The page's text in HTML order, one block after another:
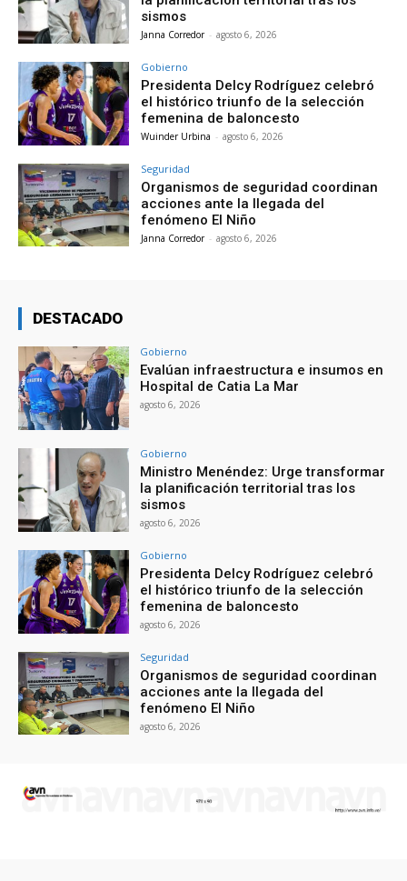
sismos
Janna Corredor - agosto 6, 2026
Gobierno
Presidenta Delcy Rodríguez celebró
el histórico triunfo de la selección
femenina de baloncesto
Wuinder Urbina - agosto 6, 2026
Seguridad
Organismos de seguridad coordinan
acciones ante la llegada del
fenómeno El Niño
Janna Corredor - agosto 6, 2026
DESTACADO
Gobierno
Evalúan infraestructura e insumos en
Hospital de Catia La Mar
agosto 6, 2026
Gobierno
Ministro Menéndez: Urge transformar
la planificación territorial tras los
sismos
agosto 6, 2026
Gobierno
Presidenta Delcy Rodríguez celebró
el histórico triunfo de la selección
femenina de baloncesto
agosto 6, 2026
Seguridad
Organismos de seguridad coordinan
acciones ante la llegada del
fenómeno El Niño
agosto 6, 2026